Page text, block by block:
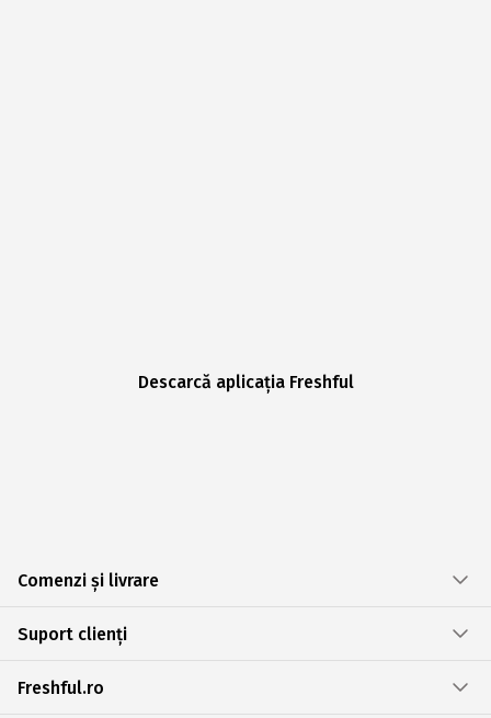
Descarcă aplicația Freshful
Comenzi și livrare
Suport clienți
Freshful.ro